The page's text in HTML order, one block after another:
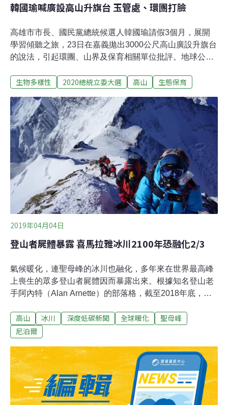
韓國瑜喊廣設高山升旗台 玉管處、環團打臉
高雄市市長、國民黨總統候選人韓國瑜請假3個月，展開
學習傾聽之旅，23日在嘉義拋出3000公尺高山廣設升旗台
的說法，引起環團、山界及保育相關單位批評。地球公民
是落後半個世紀，愚蠢荒謬的文化思想。根據自由時報報
定要設置升旗台，尤其是玉山、阿里山、梨山、合歡山都
是跨年迎第一道曙光最重要的地方，一定要有升旗台，讓
青天白日滿地紅的國旗重新飄揚。韓國瑜當場回應，台灣
3000公尺以上高山都要廣設升旗台，這一定要做，雖然有
好幾百座，但宣揚愛國精神、愛國文化，一定會盡量來
做。對此，行政院發言人谷辣斯．尤達卡（Kolas
Yotaka）表示，韓市長若想在高山升旗，要先徵詢原住民
族同意；台灣有很多3000公尺以上的高山是原住民族的聖
山，例如大霸尖山是泰雅族的聖山、玉山是布農族的聖
山、大武山是排灣族的聖山，韓市長既
生物多樣性 2020總統立委大選 高山 生態保育
2019年04月04日
登山者屍體暴露 喜馬拉雅冰川2100年恐融化2/3
氣候暖化，連聖母峰的冰川也融化，多年來在世界最高峰
上喪生的眾多登山者屍體因而暴露出來。根據知名登山老
手阿內特（Alan Arnette）的部落格，截至2018年底，已
聖母峰。2014年，58歲的阿內特成為成為登上世界上第二
高峰K2的登山者中，最年長的美國人。聖母峰坐落在圖博
有兩條最常走的路線，分別是從尼泊爾出發的南坳路線和
從圖博出發的東北山脊。阿內特說，從尼泊爾出發的路線
最受歡迎，但死亡率也比較高。尼泊爾路線上有5280個峰
頂，共有181人葬身，而圖博路線有3,206個峰頂和107人
死亡。阿內特指出，這些死亡人數涵蓋了所有登山者，包
高山 冰川 深度低碳新聞 全球暖化
聖母峰
尼泊爾